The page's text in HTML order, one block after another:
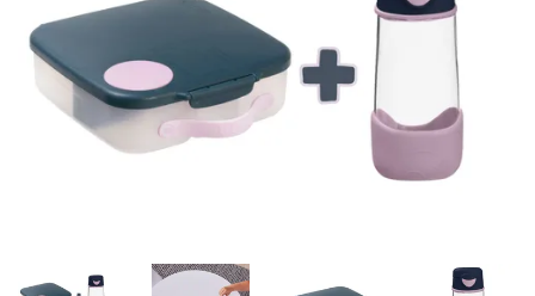
Skladovanie potravín
Výbava na príkrmy